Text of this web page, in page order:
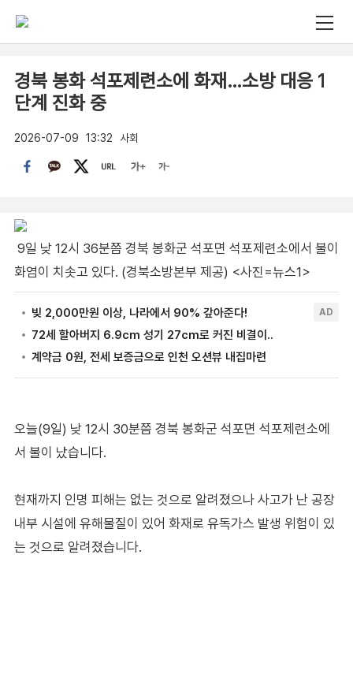
경북 봉화 석포제련소에 화재…소방 대응 1
단계 진화 중
2026-07-09 13:32 사회
9일 낮 12시 36분쯤 경북 봉화군 석포면 석포제련소에서 불이
화염이 치솟고 있다. (경북소방본부 제공) <사진=뉴스1>
오늘(9일) 낮 12시 30분쯤 경북 봉화군 석포면 석포제련소에
서 불이 났습니다.
현재까지 인명 피해는 없는 것으로 알려졌으나 사고가 난 공장
내부 시설에 유해물질이 있어 화재로 유독가스 발생 위험이 있
는 것으로 알려졌습니다.